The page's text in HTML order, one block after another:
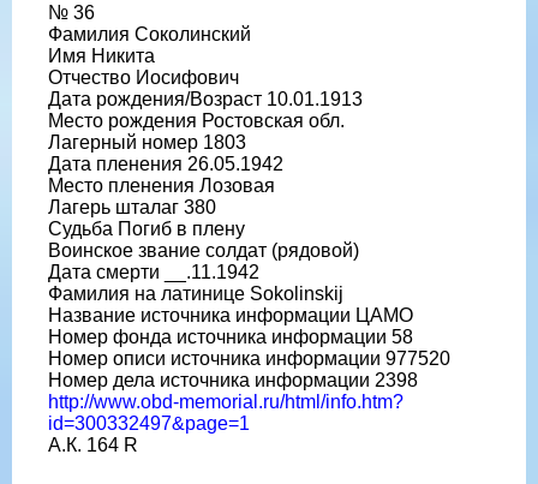
№ 36
Фамилия Соколинский
Имя Никита
Отчество Иосифович
Дата рождения/Возраст 10.01.1913
Место рождения Ростовская обл.
Лагерный номер 1803
Дата пленения 26.05.1942
Место пленения Лозовая
Лагерь шталаг 380
Судьба Погиб в плену
Воинское звание солдат (рядовой)
Дата смерти __.11.1942
Фамилия на латинице Sokolinskij
Название источника информации ЦАМО
Номер фонда источника информации 58
Номер описи источника информации 977520
Номер дела источника информации 2398
http://www.obd-memorial.ru/html/info.htm?
id=300332497&page=1
А.К. 164 R